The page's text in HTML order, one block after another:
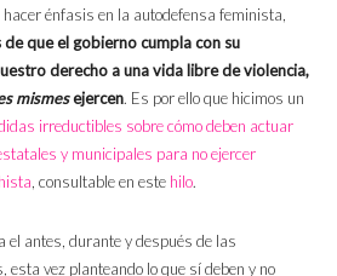
énfasis en la autodefensa feminista,
que el gobierno cumpla con su
derecho a una vida libre de violencia,
mismesejercen. Es por ello que hicimos un
irreductibles sobre cómo deben actuar
y municipales para no ejercer
, consultable en este hilo.
el antes, durante y después de las
vez planteando lo que sí deben y no